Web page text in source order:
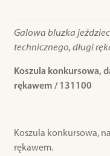
Galowa bluzka
technicznego, długi
Koszula konkursowa,
rękawem / 131100
Koszula konkursowa,
rękawem.